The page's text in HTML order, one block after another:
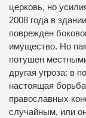
церковь, но
2008 года в
поврежден
имущество. Но
потушен
другая угроза: в
настоящая
православных
случайным, или